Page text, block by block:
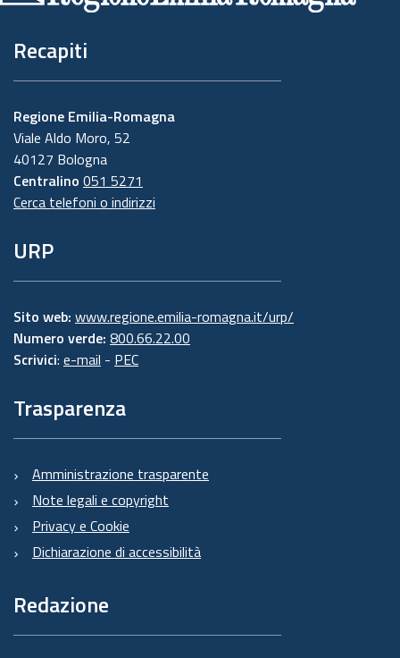
Recapiti
Regione Emilia-Romagna
Viale Aldo Moro, 52
40127 Bologna
Centralino 051 5271
Cerca telefoni o indirizzi
URP
Sito web: www.regione.emilia-romagna.it/urp/
Numero verde: 800.66.22.00
Scrivici: e-mail - PEC
Trasparenza
Amministrazione trasparente
Note legali e copyright
Privacy e Cookie
Dichiarazione di accessibilità
Redazione